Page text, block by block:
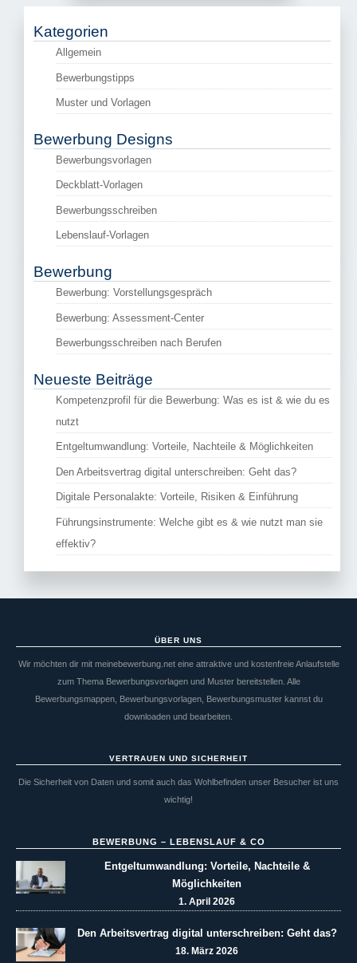
Kategorien
Allgemein
Bewerbungstipps
Muster und Vorlagen
Bewerbung Designs
Bewerbungsvorlagen
Deckblatt-Vorlagen
Bewerbungsschreiben
Lebenslauf-Vorlagen
Bewerbung
Bewerbung: Vorstellungsgespräch
Bewerbung: Assessment-Center
Bewerbungsschreiben nach Berufen
Neueste Beiträge
Kompetenzprofil für die Bewerbung: Was es ist & wie du es
nutzt
Entgeltumwandlung: Vorteile, Nachteile & Möglichkeiten
Den Arbeitsvertrag digital unterschreiben: Geht das?
Digitale Personalakte: Vorteile, Risiken & Einführung
Führungsinstrumente: Welche gibt es & wie nutzt man sie
effektiv?
ÜBER UNS
Wir möchten dir mit meinebewerbung.net eine attraktive und kostenfreie Anlaufstelle
zum Thema Bewerbungsvorlagen und Muster bereitstellen. Alle
Bewerbungsmappen, Bewerbungsvorlagen, Bewerbungsmuster kannst du
downloaden und bearbeiten.
VERTRAUEN UND SICHERHEIT
Die Sicherheit von Daten und somit auch das Wohlbefinden unser Besucher ist uns
wichtig!
BEWERBUNG – LEBENSLAUF & CO
Entgeltumwandlung: Vorteile, Nachteile &
Möglichkeiten
1. April 2026
Den Arbeitsvertrag digital unterschreiben: Geht das?
18. März 2026